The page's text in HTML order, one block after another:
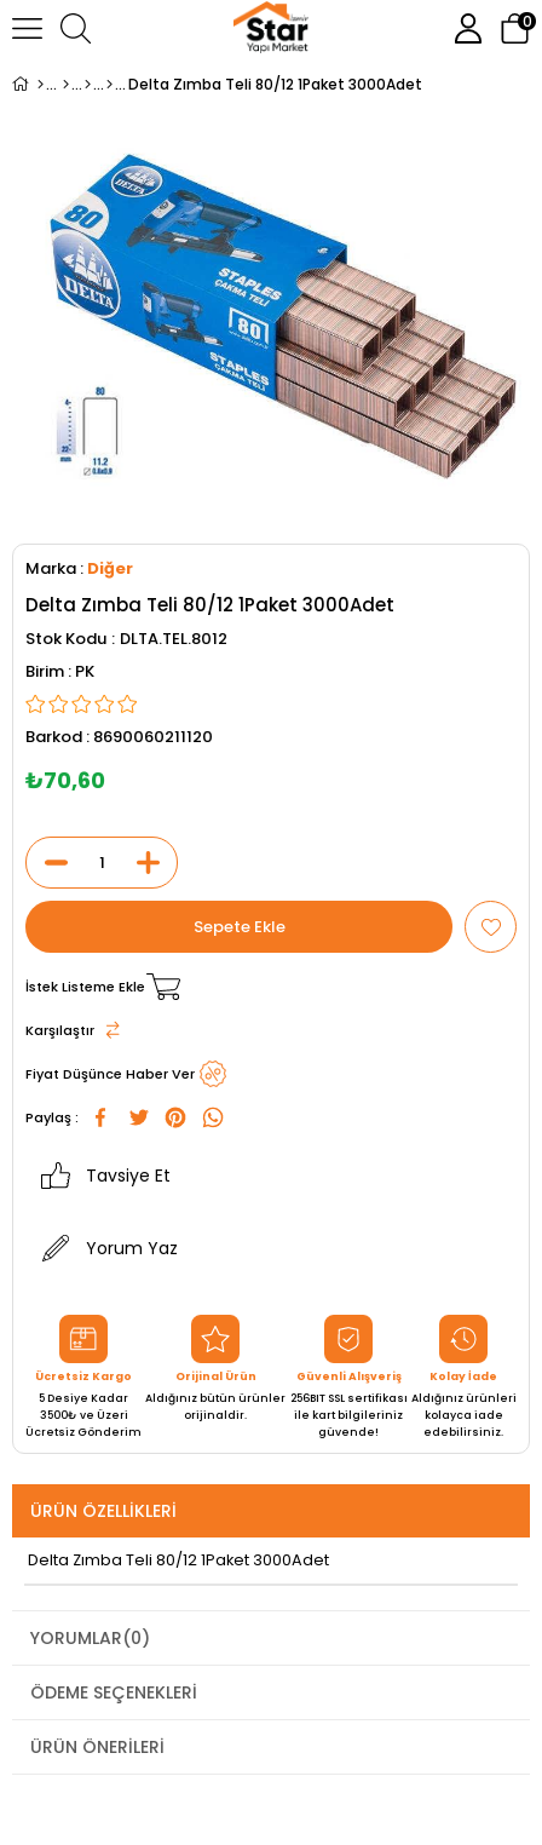
0
Delta Zımba Teli 80/12 1Paket 3000Adet
Marka : Diğer
Delta Zımba Teli 80/12 1Paket 3000Adet
Stok Kodu
DLTA.TEL.8012
PK
Barkod : 8690060211120
₺70,60
İstek Listeme Ekle
Karşılaştır
Fiyat Düşünce Haber Ver
Paylaş :
Tavsiye Et
Yorum Yaz
Ücretsiz Kargo
5 Desiye Kadar
3500₺ ve Üzeri
Ücretsiz Gönderim
Orijinal Ürün
Aldığınız bütün ürünler
orijinaldir.
Güvenli Alışveriş
256BIT SSL sertifikası
ile kart bilgileriniz
güvende!
Kolay İade
Aldığınız ürünleri
kolayca iade
edebilirsiniz.
ÜRÜN ÖZELLIKLERI
Delta Zımba Teli 80/12 1Paket 3000Adet
YORUMLAR(0)
ÖDEME SEÇENEKLERI
ÜRÜN ÖNERILERI